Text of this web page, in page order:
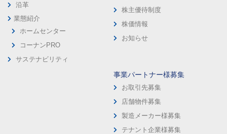
沿革
業態紹介
ホームセンター
コーナンPRO
サステナビリティ
株主優待制度
株価情報
お知らせ
事業パートナー様募集
お取引先募集
店舗物件募集
製造メーカー様募集
テナント企業様募集